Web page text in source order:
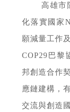
高雄市
化落實國家
願減量工作
COP29巴黎
邦創造合作
應鏈建構，
交流與創造